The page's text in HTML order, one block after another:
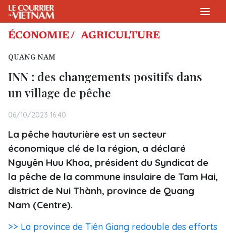
ÉCONOMIE / AGRICULTURE
QUANG NAM
INN : des changements positifs dans
un village de pêche
06/10/2023 16:40
La pêche hauturière est un secteur
économique clé de la région, a déclaré
Nguyên Huu Khoa, président du Syndicat de
la pêche de la commune insulaire de Tam Hai,
district de Nui Thành, province de Quang
Nam (Centre).
>> La province de Tiên Giang redouble des efforts